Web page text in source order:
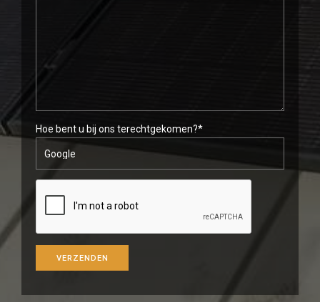
Hoe bent u bij ons terechtgekomen?*